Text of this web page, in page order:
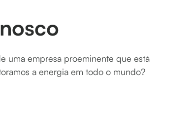
uma empresa proeminente que está
a energia em todo o mundo?